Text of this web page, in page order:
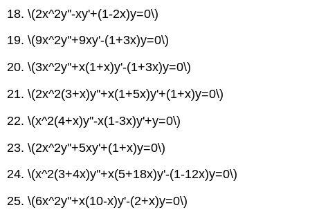
18.\(2x^2y''-xy'+(1-2x)y=0\)
19.\(9x^2y''+9xy'-(1+3x)y=0\)
20.\(3x^2y''+x(1+x)y'-(1+3x)y=0\)
21.\(2x^2(3+x)y''+x(1+5x)y'+(1+x)y=0\)
22.\(x^2(4+x)y''-x(1-3x)y'+y=0\)
23.\(2x^2y''+5xy'+(1+x)y=0\)
24.\(x^2(3+4x)y''+x(5+18x)y'-(1-12x)y=0\)
25.\(6x^2y''+x(10-x)y'-(2+x)y=0\)